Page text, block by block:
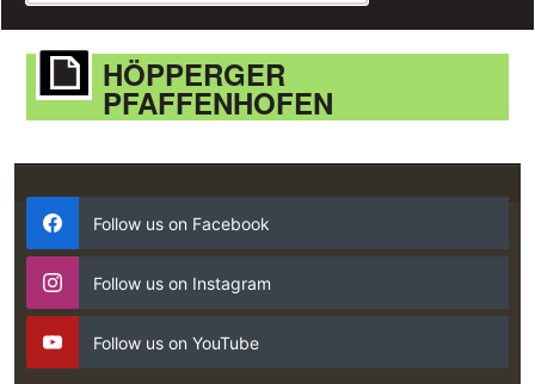
HÖPPERGER
PFAFFENHOFEN
Follow us on Facebook
Follow us on Instagram
Follow us on YouTube